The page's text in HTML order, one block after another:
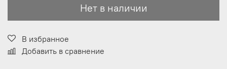
Нет в наличии
В избранное
Добавить в сравнение